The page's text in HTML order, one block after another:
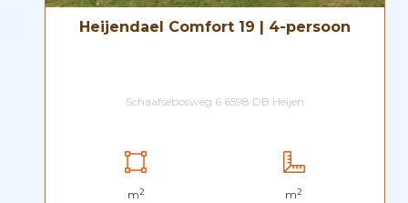
Heijendael Comfort 19 | 4-persoon
Schaafsebosweg 6 6598 DB Heijen
m2 m2